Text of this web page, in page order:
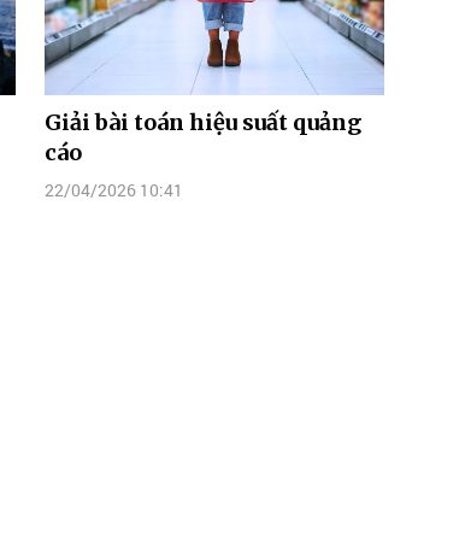
Giải bài toán hiệu suất quảng
cáo
22/04/2026 10:41